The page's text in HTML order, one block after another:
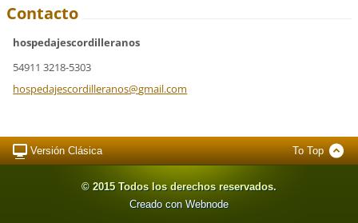
Contacto
hospedajescordilleranos
54911 3218-5303
hospedajescordilleranos@gmail.com
Versión Clásica To Top
© 2015 Todos los derechos reservados.
Creado con Webnode